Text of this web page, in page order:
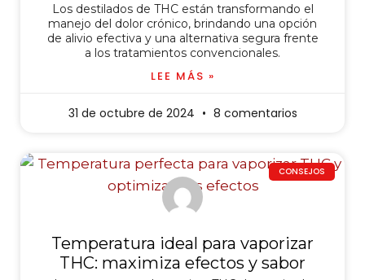
Los destilados de THC están transformando el
manejo del dolor crónico, brindando una opción
de alivio efectiva y una alternativa segura frente
a los tratamientos convencionales.
LEE MÁS »
31 de octubre de 2024 8 comentarios
CONSEJOS
Temperatura ideal para vaporizar
THC: maximiza efectos y sabor